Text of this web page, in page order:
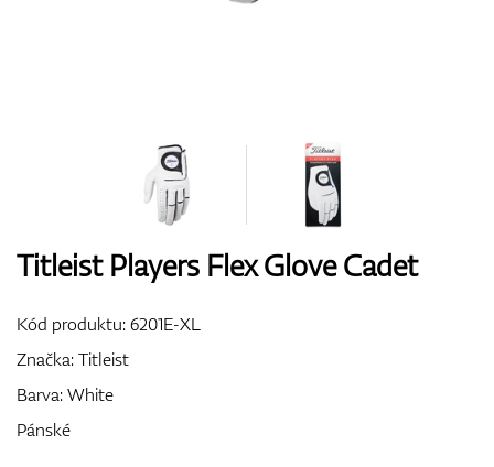
Titleist Players Flex Glove Cadet
Kód produktu:6201E-XL
Značka:Titleist
Barva: White
Pánské